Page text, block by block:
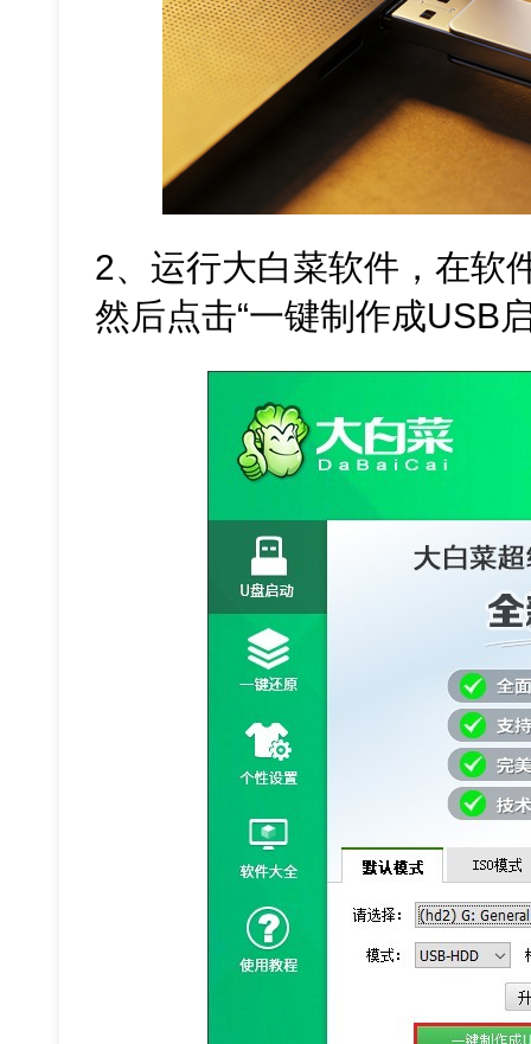
2、运行大白菜软件，在软
然后点击“一键制作成USB